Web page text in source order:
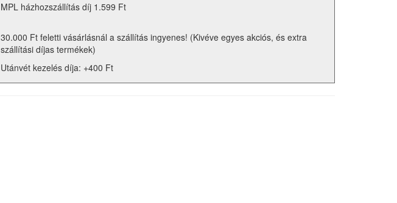
MPL házhozszállítás díj 1.599 Ft
30.000 Ft feletti vásárlásnál a szállítás ingyenes! (Kivéve egyes akciós, és extra
szállítási díjas termékek)
Utánvét kezelés díja: +400 Ft